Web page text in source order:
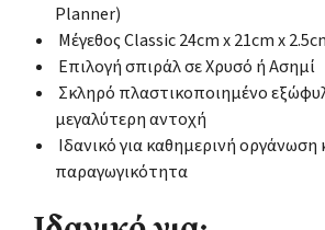
Planner)
Μέγεθος Classic 24cm x 21cm x
Επιλογή σπιράλ σε Χρυσό ή Ασημί
Σκληρό πλαστικοποιημένο
μεγαλύτερη αντοχή
Ιδανικό για καθημερινή οργάνωση
παραγωγικότητα